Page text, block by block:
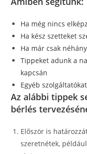
Ha még nincs
Ha kész szetteket
Ha már csak
Tippeket adunk a
kapcsán
Egyéb
Az alábbi tippek
bérlés
Először is
szeretnétek,